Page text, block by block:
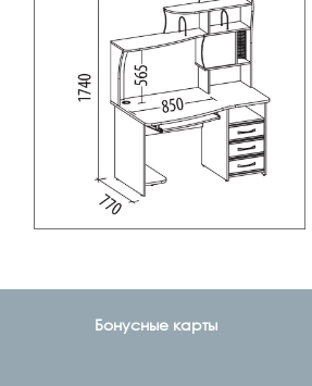
Бонусные карты